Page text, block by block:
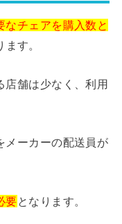
なチェアを購入数と
ます。
店舗は少なく、利用
メーカーの配送員が
要 となります。